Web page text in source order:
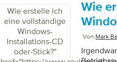
neuen
PC
Wie erstelle ich
eine vollständige
Windows-
Installations-CD
oder-Stick?"
Wie
Von Mark